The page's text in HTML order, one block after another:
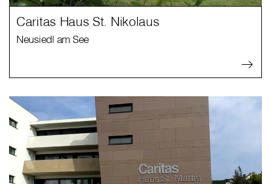
Caritas Haus St. Nikolaus
Neusiedl am See